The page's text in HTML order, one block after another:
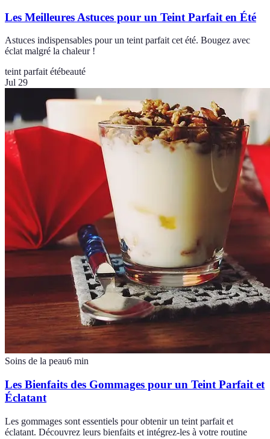
Les Meilleures Astuces pour un Teint Parfait en Été
Astuces indispensables pour un teint parfait cet été. Bougez avec
éclat malgré la chaleur !
teint parfait étébeauté
Jul 29
Soins de la peau6 min
Les Bienfaits des Gommages pour un Teint Parfait et
Éclatant
Les gommages sont essentiels pour obtenir un teint parfait et
éclatant. Découvrez leurs bienfaits et intégrez-les à votre routine